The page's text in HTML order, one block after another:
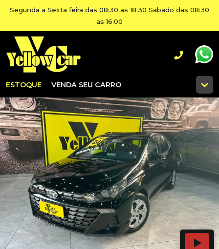
Segunda a Sexta feira das 08:30 as 18:30 Sabado das 08:30
as 16:00
ESTOQUE VENDA SEU CARRO